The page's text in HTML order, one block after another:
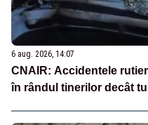
6 aug. 2026, 14:07
CNAIR: Accidentele
în rândul tinerilor decât